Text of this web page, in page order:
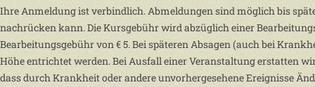
Ihre Anmeldung ist verbindlich. Abmeldungen sind möglich bis
nachrücken kann. Die Kursgebühr wird abzüglich einer
Bearbeitungsgebühr von € 5. Bei späteren Absagen (auch bei
Höhe entrichtet werden. Bei Ausfall einer Veranstaltung erstatten
dass durch Krankheit oder andere unvorhergesehene Ereignisse